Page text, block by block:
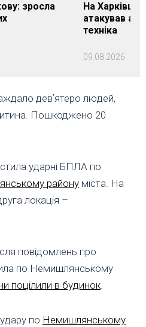
зросла
На
атакував
техніка
09.08.2026
девʼятеро людей,
Пошкоджено 20
ударні БПЛА по
району міста. На
локація –
повідомлень про
по Немишлянському
поцілили в будинок.
по Немишлянському